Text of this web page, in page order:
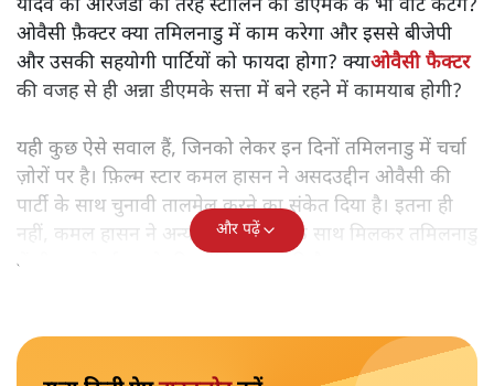
यादव की आरजेडी की तरह स्टालिन की डीएमके के भी वोट कटेंगे?
ओवैसी फ़ैक्टर क्या तमिलनाडु में काम करेगा और इससे बीजेपी
और उसकी सहयोगी पार्टियों को फायदा होगा? क्याओवैसी फैक्टर
की वजह से ही अन्ना डीएमके सत्ता में बने रहने में कामयाब होगी?
यही कुछ ऐसे सवाल हैं, जिनको लेकर इन दिनों तमिलनाडु में चर्चा
ज़ोरों पर है। फ़िल्म स्टार कमल हासन ने असदउद्दीन ओवैसी की
पार्टी के साथ चुनावी तालमेल करने का संकेत दिया है। इतना ही
नहीं, कमल हासन ने अन्य छोटी पार्टियों के साथ मिलकर तमिलनाडु
में तीसरा मोर्चा बनाने की कोशिश शुरू की है।
और पढ़ें